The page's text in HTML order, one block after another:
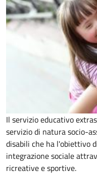
Il servizio educativo
servizio di natura socio-
disabili che ha l'obiettivo
integrazione sociale
ricreative e sportive.